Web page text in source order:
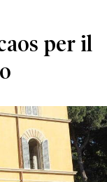
per il